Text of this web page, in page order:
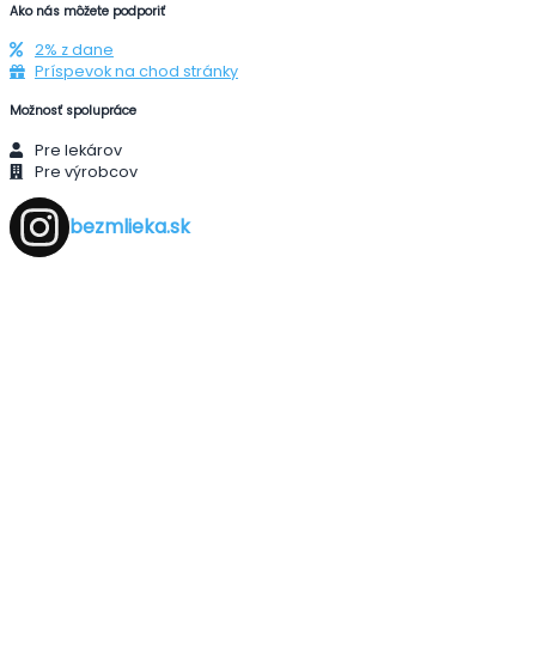
Ako nás môžete podporiť
2% z dane
Príspevok na chod stránky
Možnosť spolupráce
Pre lekárov
Pre výrobcov
bezmlieka.sk